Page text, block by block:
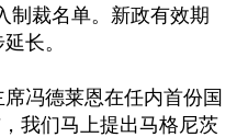
制裁名单。新政有效期
长。
冯德莱恩在任内首份国
我们马上提出马格尼茨